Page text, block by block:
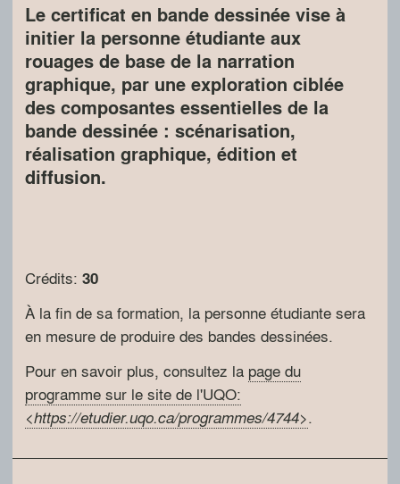
Le certificat en bande dessinée vise à
initier la personne étudiante aux
rouages de base de la narration
graphique, par une exploration ciblée
des composantes essentielles de la
bande dessinée : scénarisation,
réalisation graphique, édition et
diffusion.
Crédits:30
À la fin de sa formation, la personne étudiante sera
en mesure de produire des bandes dessinées.
Pour en savoir plus, consultez la page du
programme sur le site de l'UQO:
<https://etudier.uqo.ca/programmes/4744>.